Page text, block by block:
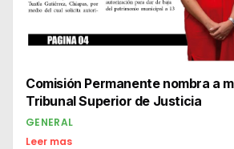
Comisión Permanente nombra a
Tribunal Superior de Justicia
GENERAL
Leer mas